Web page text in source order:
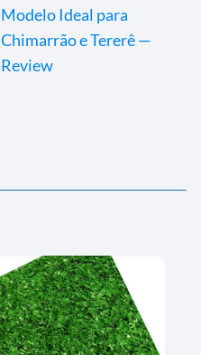
Modelo Ideal para
Chimarrão e Tererê —
Review